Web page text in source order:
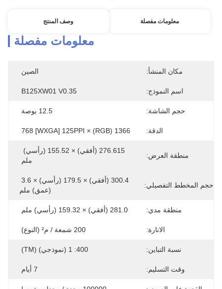
معلومات مفصلة وصف المنتج
معلومات مفصلة
مكان المنشأ: الصين
اسم النموذج: B125XW01 V0.35
حجم الشاشة: 12.5 بوصة
الدقة: 1366 (RGB) × 768 [WXGA] 125PPI
منطقة العرض:
ملم
حجم المخطط التفصيلي:
(عمق) ملم
منطقة مدي: 281.0 (أفقي) × 159.32 (رأسي) ملم
الانارة: 200 شمعة / م² (النوع)
نسبة التباين: 400: 1 (نموذجي) (TM)
وقت التسليم: 7 أيام